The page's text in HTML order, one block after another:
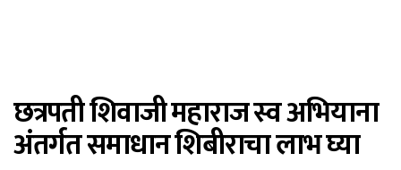
छत्रपती शिवाजी महाराज स्व अभियाना
अंतर्गत समाधान शिबीराचा लाभ घ्या